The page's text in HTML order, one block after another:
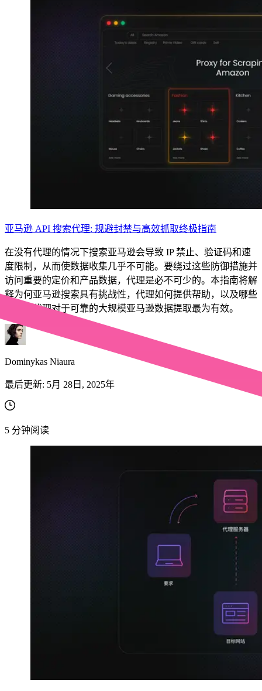
亚马逊 API 搜索代理: 规避封禁与高效抓取终极指南
在没有代理的情况下搜索亚马逊会导致 IP 禁止、验证码和速
度限制，从而使数据收集几乎不可能。要绕过这些防御措施并
访问重要的定价和产品数据，代理是必不可少的。本指南将解
释为何亚马逊搜索具有挑战性，代理如何提供帮助，以及哪些
类型的代理对于可靠的大规模亚马逊数据提取最为有效。
Dominykas Niaura
最后更新: 5月 28日, 2025年
5 分钟阅读